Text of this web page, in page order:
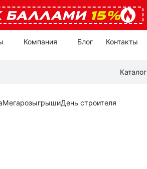
15%
Компания Блог Контакты
Каталог
МегарозыгрышиДень строителя